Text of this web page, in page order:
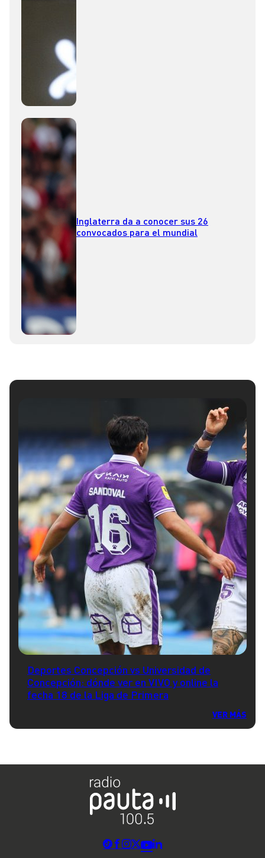
Inglaterra da a conocer sus 26
convocados para el mundial
Deportes Concepción vs Universidad de
Concepción: dónde ver en VIVO y online la
fecha 18 de la Liga de Primera
VER MÁS